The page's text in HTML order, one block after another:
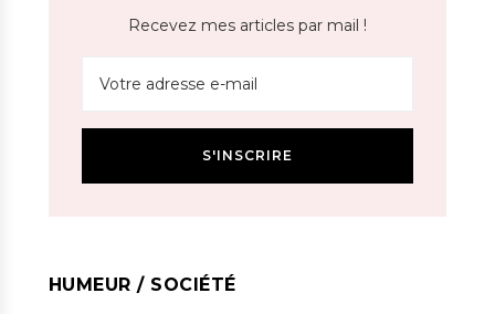
Recevez mes articles par mail !
HUMEUR / SOCIÉTÉ